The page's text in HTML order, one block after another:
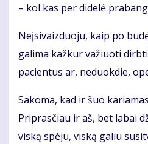
– kol kas per didelė
Neįsivaizduoju, kaip po
galima kažkur važiuoti
pacientus ar, neduokdie,
Sakoma, kad ir šuo
Priprasčiau ir aš, bet labai
viską spėju, viską galiu